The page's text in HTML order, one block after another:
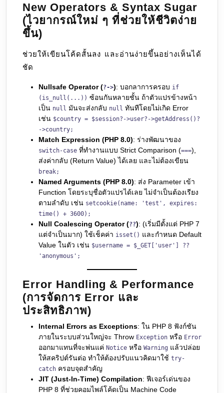
New Operators & Syntax Sugar
(ไวยากรณ์ใหม่ ๆ ที่ช่วยให้ชีวิตง่าย
ขึ้น)
ช่วยให้เขียนโค้ดสั้นลง และอ่านง่ายขึ้นอย่างเห็นได้
ชัด
Nullsafe Operator (?->): บอกลาการครอบ if
(is_null(...)) ซ้อนกันหลายชั้น ถ้าตัวแปรข้างหน้า
เป็น null มันจะส่งกลับ null ทันทีโดยไม่เกิด Error
เช่น $country = $session?->user?->getAddress()?
->country;
Match Expression (PHP 8.0): ร่างพัฒนาของ
switch-case ที่ทำงานแบบ Strict Comparison (===),
ส่งค่ากลับ (Return Value) ได้เลย และไม่ต้องเขียน
break;
Named Arguments (PHP 8.0): ส่ง Parameter เข้า
Function โดยระบุชื่อตัวแปรได้เลย ไม่จำเป็นต้องเรียง
ตามลำดับ เช่น setcookie(name: 'test', expires:
time() + 3600);
Null Coalescing Operator (??): (เริ่มมีตั้งแต่ PHP 7
แต่จำเป็นมาก) ใช้เช็คค่า isset() และกำหนด Default
Value ในตัว เช่น $username = $_GET['user'] ??
'anonymous';
Error Handling & Performance
(การจัดการ Error และ
ประสิทธิภาพ)
Internal Errors as Exceptions: ใน PHP 8 ฟังก์ชัน
ภายในระบบส่วนใหญ่จะ Throw Exception หรือ Error
ออกมาแทนที่จะพ่นแค่ Notice หรือ Warning แล้วปล่อย
ให้สคริปต์รันต่อ ทำให้ต้องปรับแนวคิดมาใช้ try-
catch ครอบจุดสำคัญ
JIT (Just-In-Time) Compilation: ฟีเจอร์เด่นของ
PHP 8 ที่ช่วยคอมไพล์โค้ดเป็น Machine Code